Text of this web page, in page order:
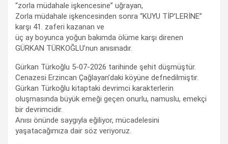
“zorla müdahale işkencesine” uğrayan,
Zorla müdahale işkencesinden sonra “KUYU TİP’LERİNE”
karşı 41. zaferi kazanan ve
üç ay boyunca yoğun bakımda ölüme karşı direnen
GÜRKAN TÜRKOĞLU’nun anısınadır.
Gürkan Türkoğlu 5-07-2026 tarihinde şehit düşmüştür.
Cenazesi Erzincan Çağlayan’daki köyüne defnedilmiştir.
Gürkan Türkoğlu kitaptaki devrimci karakterlerin
oluşmasında büyük emeği geçen onurlu, namuslu, emekçi
bir devrimcidir.
Anısı önünde saygıyla eğiliyor, mücadelesini
yaşatacağımıza dair söz veriyoruz.